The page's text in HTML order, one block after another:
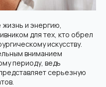
и энергию,
для тех, кто обрел
искусству.
вниманием
периоду, ведь
серьезную